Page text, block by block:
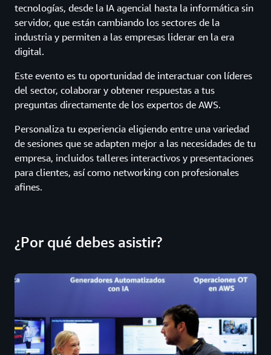
tecnologías, desde la IA agencial hasta la informática sin
servidor, que están cambiando los sectores de la
industria y permiten a las empresas liderar en la era
digital.
Este evento es tu oportunidad de interactuar con líderes
del sector, colaborar y obtener respuestas a tus
preguntas directamente de los expertos de AWS.
Personaliza tu experiencia eligiendo entre una variedad
de sesiones que se adapten mejor a las necesidades de tu
empresa, incluidos talleres interactivos y presentaciones
para clientes, así como networking con profesionales
afines.
¿Por qué debes asistir?